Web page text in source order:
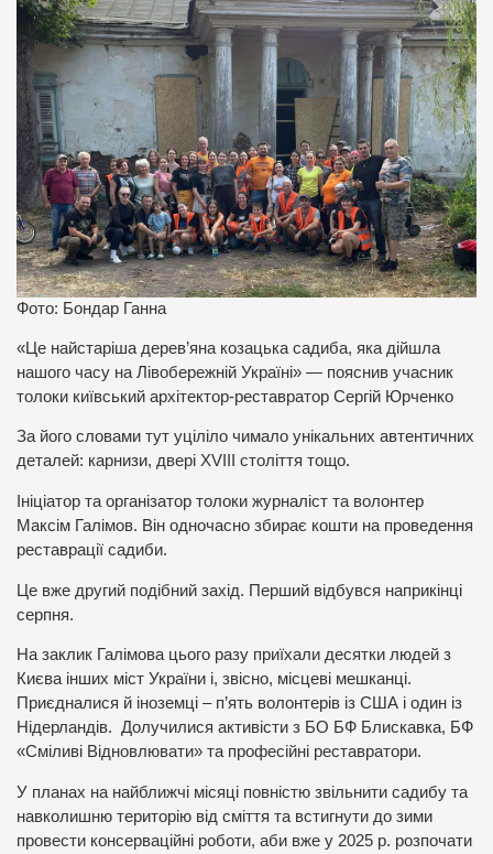
Фото: Бондар Ганна
«Це найстаріша дерев’яна козацька садиба, яка дійшла
нашого часу на Лівобережній Україні» — пояснив учасник
толоки київський архітектор-реставратор Сергій Юрченко
За його словами тут уціліло чимало унікальних автентичних
деталей: карнизи, двері XVIII століття тощо.
Ініціатор та організатор толоки журналіст та волонтер
Максім Галімов. Він одночасно збирає кошти на проведення
реставрації садиби.
Це вже другий подібний захід. Перший відбувся наприкінці
серпня.
На заклик Галімова цього разу приїхали десятки людей з
Києва інших міст України і, звісно, місцеві мешканці.
Приєдналися й іноземці – п’ять волонтерів із США і один із
Нідерландів. Долучилися активісти з БО БФ Блискавка, БФ
«Сміливі Відновлювати» та професійні реставратори.
У планах на найближчі місяці повністю звільнити садибу та
навколишню територію від сміття та встигнути до зими
провести консерваційні роботи, аби вже у 2025 р. розпочати